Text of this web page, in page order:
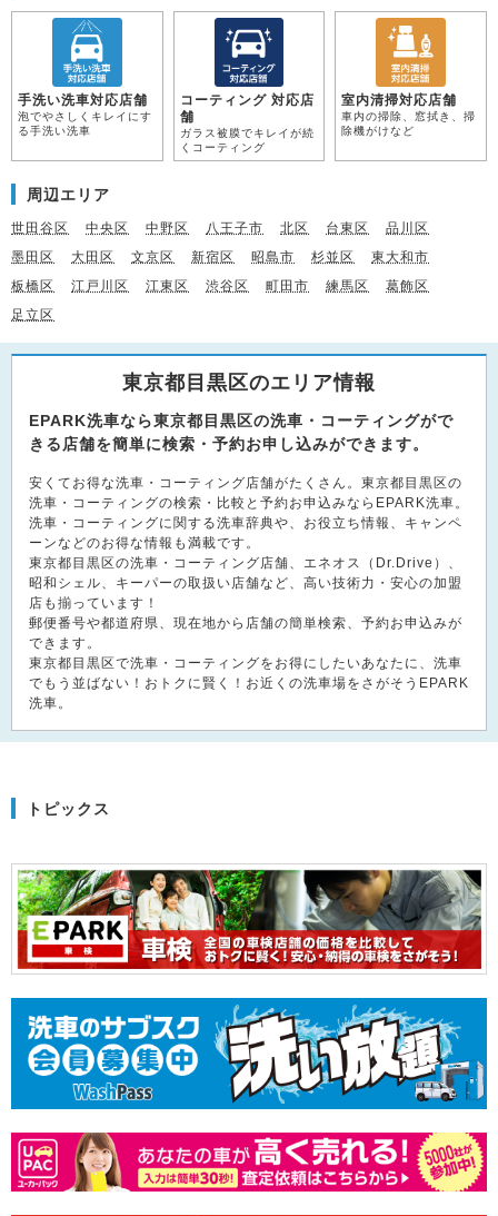
手洗い洗車対応店舗
泡でやさしくキレイにす
る手洗い洗車
コーティング 対応店
舗
ガラス被膜でキレイが続
くコーティング
室内清掃対応店舗
車内の掃除、窓拭き、掃
除機がけなど
周辺エリア
世田谷区 中央区 中野区 八王子市 北区 台東区
品川区
墨田区
大田区 文京区 新宿区 昭島市 杉並区
東大和市
板橋区
江戸川区 江東区 渋谷区 町田市 練馬区
葛飾区
足立区
東京都目黒区のエリア情報
EPARK洗車なら東京都目黒区の洗車・コーティングがで
きる店舗を簡単に検索・予約お申し込みができます。
安くてお得な洗車・コーティング店舗がたくさん。東京都目黒区の
洗車・コーティングの検索・比較と予約お申込みならEPARK洗車。
洗車・コーティングに関する洗車辞典や、お役立ち情報、キャンペ
ーンなどのお得な情報も満載です。
東京都目黒区の洗車・コーティング店舗、エネオス（Dr.Drive）、
昭和シェル、キーパーの取扱い店舗など、高い技術力・安心の加盟
店も揃っています！
郵便番号や都道府県、現在地から店舗の簡単検索、予約お申込みが
できます。
東京都目黒区で洗車・コーティングをお得にしたいあなたに、洗車
でもう並ばない！おトクに賢く！お近くの洗車場をさがそうEPARK
洗車。
トピックス